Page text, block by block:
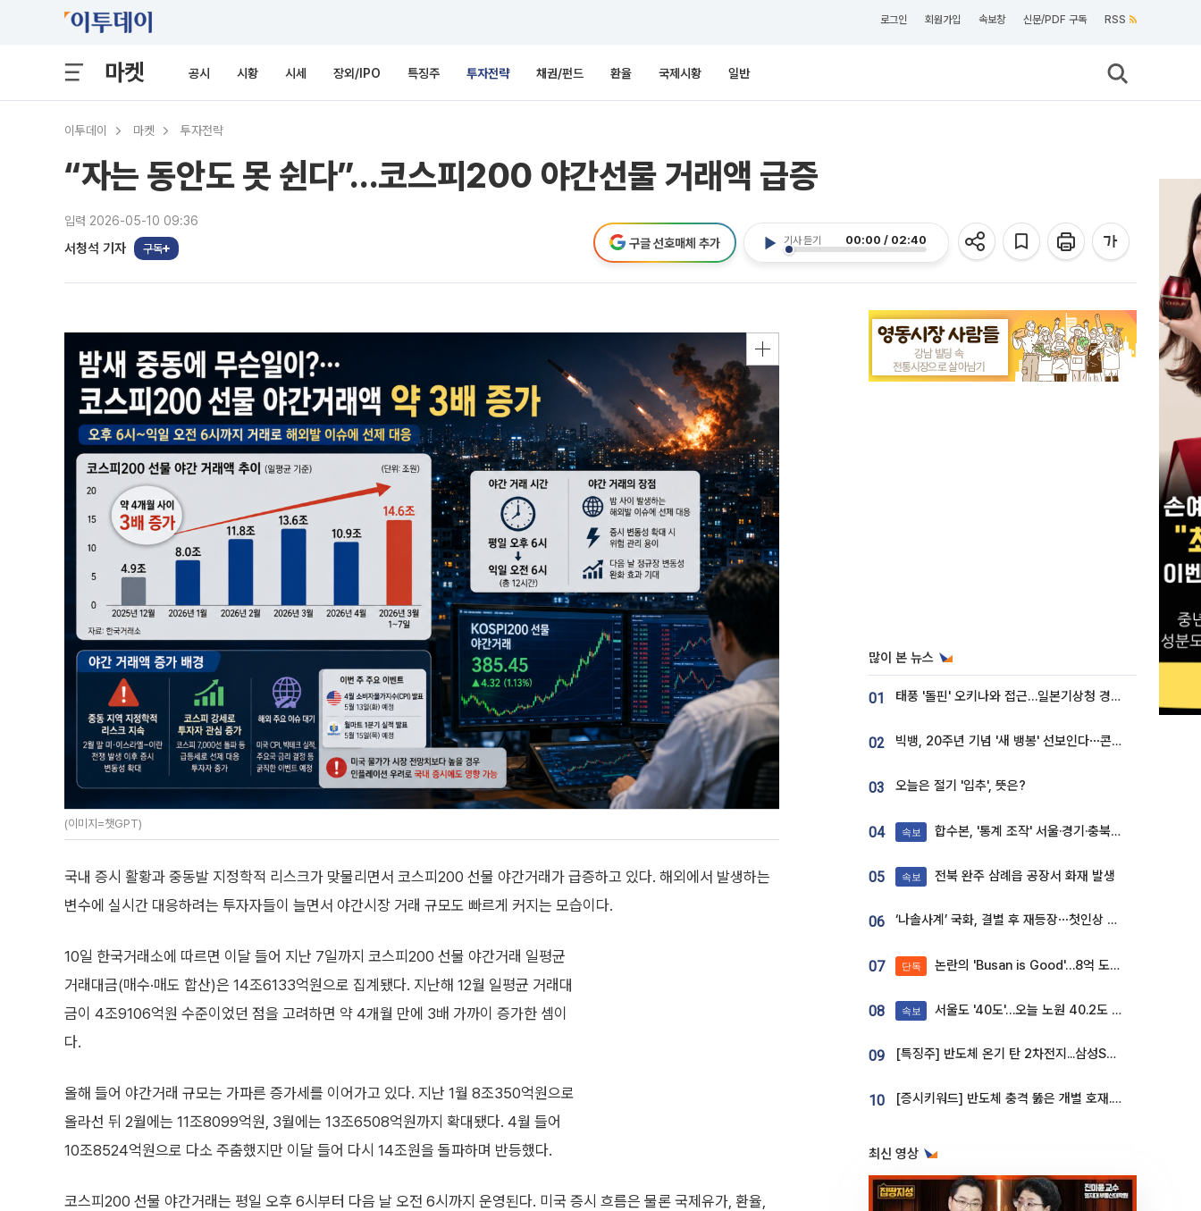
로그인 회원가입 속보창 신문/PDF 구독 RSS
마켓 공시 시황 시세 장외/IPO 특징주 투자전략 채권/펀드 환율 국제시황 일반
이투데이 마켓 투자전략
“자는 동안도 못 쉰다”…코스피200 야간선물 거래액 급증
입력 2026-05-10 09:36
서청석 기자 구독
기사 듣기 00:00 / 02:40
구글 선호매체 추가
(이미지=챗GPT)
국내 증시 활황과 중동발 지정학적 리스크가 맞물리면서 코스피200 선물 야간거래가 급증하고 있다. 해외에서 발생하는
변수에 실시간 대응하려는 투자자들이 늘면서 야간시장 거래 규모도 빠르게 커지는 모습이다.
10일 한국거래소에 따르면 이달 들어 지난 7일까지 코스피200 선물 야간거래 일평균
거래대금(매수·매도 합산)은 14조6133억원으로 집계됐다. 지난해 12월 일평균 거래대
금이 4조9106억원 수준이었던 점을 고려하면 약 4개월 만에 3배 가까이 증가한 셈이
다.
올해 들어 야간거래 규모는 가파른 증가세를 이어가고 있다. 지난 1월 8조350억원으로
올라선 뒤 2월에는 11조8099억원, 3월에는 13조6508억원까지 확대됐다. 4월 들어
10조8524억원으로 다소 주춤했지만 이달 들어 다시 14조원을 돌파하며 반등했다.
코스피200 선물 야간거래는 평일 오후 6시부터 다음 날 오전 6시까지 운영된다. 미국 증시 흐름은 물론 국제유가, 환율,
많이 본 뉴스
01 태풍 '돌핀' 오키나와 접근…일본기상청 경로 업데이트
02 빅뱅, 20주년 기념 '새 뱅봉' 선보인다⋯콘서트 앞두고 팝업 개최
03 오늘은 절기 '입추', 뜻은?
04 속보 합수본, '통계 조작' 서울·경기·충북 선관위 등 추가 압수수색
05 속보 전북 완주 삼례읍 공장서 화재 발생
06 ‘나솔사계’ 국화, 결별 후 재등장⋯첫인상 투표 휩쓸고 ‘인기녀’ 등극
07 단독 논란의 'Busan is Good'…8억 도시브랜드, 용산 대통령실 CI 업체가 수행
08 속보 서울도 '40도'…오늘 노원 40.2도 기록
09 [특징주] 반도체 온기 탄 2차전지...삼성SDI, 장 초반 7% 넘게 껑충
10 [증시키워드] 반도체 충격 뚫은 개별 호재...포스코퓨처엠·에코프로·한화솔루션 '눈길'
최신 영상